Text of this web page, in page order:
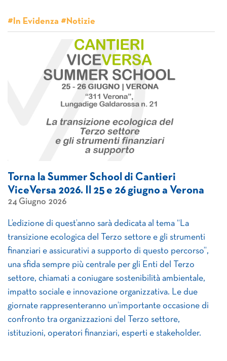
#In Evidenza #Notizie
Torna la Summer School di Cantieri
ViceVersa 2026. Il 25 e 26 giugno a Verona
24 Giugno 2026
L’edizione di quest’anno sarà dedicata al tema “La
transizione ecologica del Terzo settore e gli strumenti
finanziari e assicurativi a supporto di questo percorso”,
una sfida sempre più centrale per gli Enti del Terzo
settore, chiamati a coniugare sostenibilità ambientale,
impatto sociale e innovazione organizzativa. Le due
giornate rappresenteranno un’importante occasione di
confronto tra organizzazioni del Terzo settore,
istituzioni, operatori finanziari, esperti e stakeholder.